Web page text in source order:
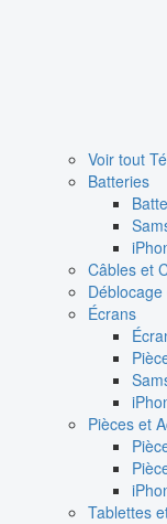
Voir tout
Batteries
Câbles et
Écrans
Pièces et
Tablettes